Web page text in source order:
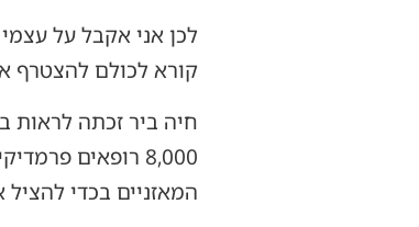
לכן אני אקבל על
קורא לכולם להצטרף
חיה ביר זכתה
8,000 רופאים
המאזניים בכדי